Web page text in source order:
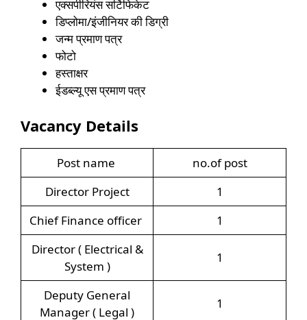
एक्सपीरियंस सर्टिफिकेट
डिप्लोमा/इंजीनियर की डिग्री
जन्म प्रमाण पत्र
फोटो
हस्ताक्षर
ईडब्ल्यू एस प्रमाण पत्र
Vacancy Details
Post name
no.of post
Director Project
1
Chief Finance officer
1
Director ( Electrical &
System )
1
Deputy General
Manager ( Legal )
1